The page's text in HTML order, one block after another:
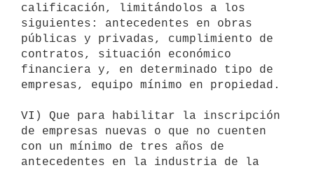
calificación, limitándolos a los
siguientes: antecedentes en obras
públicas y privadas, cumplimiento de
contratos, situación económico
financiera y, en determinado tipo de
empresas, equipo mínimo en propiedad.
VI) Que para habilitar la inscripción
de empresas nuevas o que no cuenten
con un mínimo de tres años de
antecedentes en la industria de la